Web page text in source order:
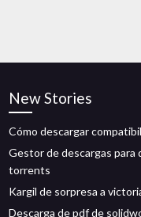
New Stories
Cómo descargar
Gestor de descargas para
torrents
Kargil de sorpresa a
Descarga de pdf de